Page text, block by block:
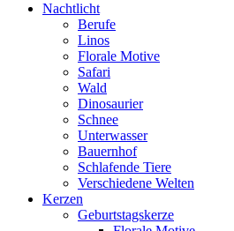
Nachtlicht
Berufe
Linos
Florale Motive
Safari
Wald
Dinosaurier
Schnee
Unterwasser
Bauernhof
Schlafende Tiere
Verschiedene Welten
Kerzen
Geburtstagskerze